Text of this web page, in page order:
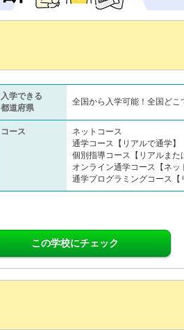
入学できる
都道府県
全国から入学可能！全国どこ
コース
ネットコース
通学コース【リアルで通学】
個別指導コース【リアルまた
オンライン通学コース【ネッ
通学プログラミングコース【
この学校にチェック